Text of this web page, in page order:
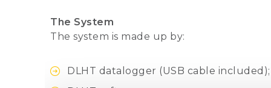
The System
The system is made up by:
DLHT datalogger (USB cable included);